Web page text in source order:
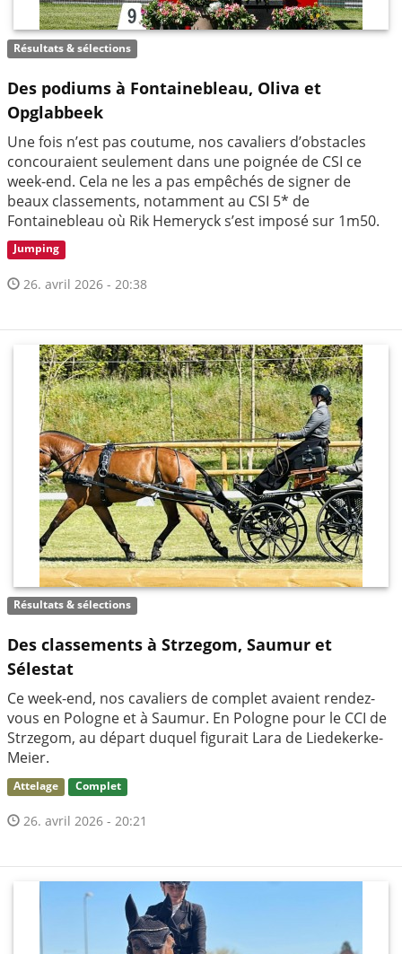
Résultats & sélections
Des podiums à Fontainebleau, Oliva et
Opglabbeek
Une fois n’est pas coutume, nos cavaliers d’obstacles
concouraient seulement dans une poignée de CSI ce
week-end. Cela ne les a pas empêchés de signer de
beaux classements, notamment au CSI 5* de
Fontainebleau où Rik Hemeryck s’est imposé sur 1m50.
Jumping
26. avril 2026 - 20:38
Résultats & sélections
Des classements à Strzegom, Saumur et
Sélestat
Ce week-end, nos cavaliers de complet avaient rendez-
vous en Pologne et à Saumur. En Pologne pour le CCI de
Strzegom, au départ duquel figurait Lara de Liedekerke-
Meier.
Attelage Complet
26. avril 2026 - 20:21